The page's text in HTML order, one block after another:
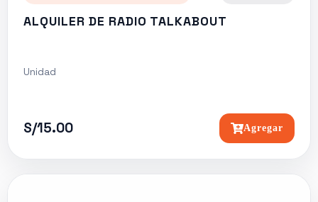
ALQUILER DE RADIO TALKABOUT
Unidad
S/15.00 Agregar